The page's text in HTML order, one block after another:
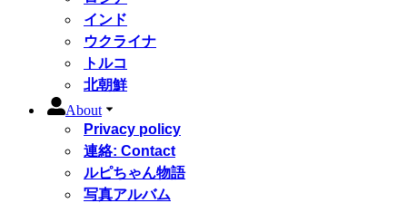
インド
ウクライナ
トルコ
北朝鮮
About
Privacy policy
連絡: Contact
ルピちゃん物語
写真アルバム